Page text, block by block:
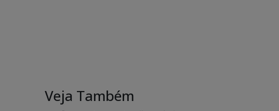
Veja Também